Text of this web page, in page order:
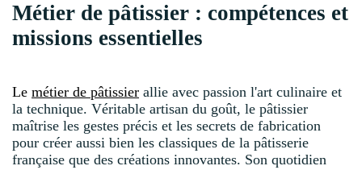
Métier de pâtissier : compétences et
missions essentielles
Le métier de pâtissier allie avec passion l'art culinaire et
la technique. Véritable artisan du goût, le pâtissier
maîtrise les gestes précis et les secrets de fabrication
pour créer aussi bien les classiques de la pâtisserie
française que des créations innovantes. Son quotidien